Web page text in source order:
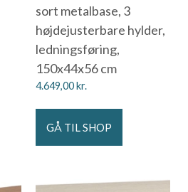
sort metalbase, 3
højdejusterbare hylder,
ledningsføring,
150x44x56 cm
4.649,00kr.
GÅ TIL SHOP